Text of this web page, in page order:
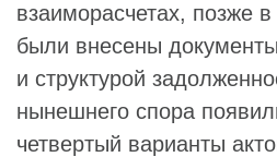
взаиморасчетах, позже
были внесены
и структурой
нынешнего спора
четвертый варианты